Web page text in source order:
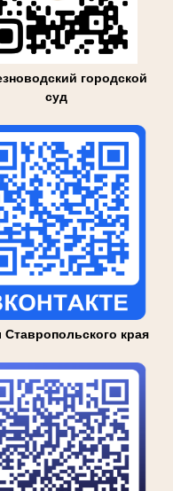
городской
суд
края